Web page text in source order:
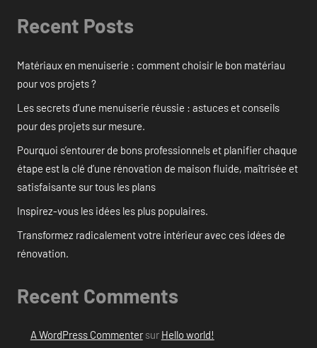
Recent Posts
Matériaux en menuiserie : comment choisir le bon matériau
pour vos projets ?
Les secrets d’une menuiserie réussie : astuces et conseils
pour des projets sur mesure.
Pourquoi s’entourer de bons professionnels et planifier chaque
étape est la clé d’une rénovation de maison fluide, maîtrisée et
satisfaisante sur tous les plans
Inspirez-vous les idées les plus populaires.
Transformez radicalement votre intérieur avec ces idées de
rénovation.
Recent Comments
A WordPress Commentersur Hello world!